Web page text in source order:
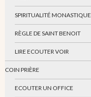
SPIRITUALITÉ MONASTIQUE
RÈGLE DE SAINT BENOIT
LIRE ECOUTER VOIR
COIN PRIÈRE
ECOUTER UN OFFICE